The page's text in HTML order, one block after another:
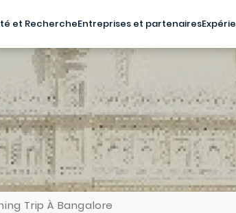
et RechercheEntreprises et partenaires
Trip À Bangalore